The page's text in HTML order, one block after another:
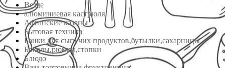
Везде
алюминиевая кастрюля
Афганские казаны
Бытовая техника
Банки для сыпучих продуктов,бутылки,сахарницы
Бокалы,рюмки,стопки
Блюдо